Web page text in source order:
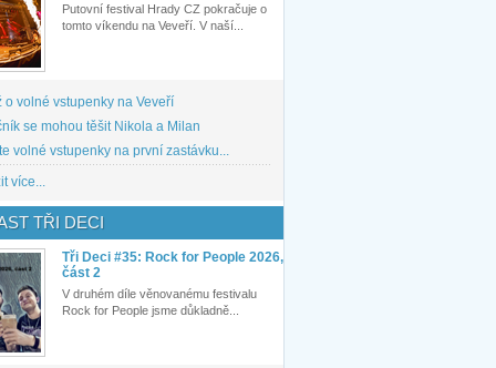
Putovní festival Hrady CZ pokračuje o
tomto víkendu na Veveří. V naší...
o volné vstupenky na Veveří
se mohou těšit Nikola a Milan
volné vstupenky na první zastávku...
více...
TŘI DECI
Tři Deci #35: Rock for People 2026,
část 2
V druhém díle věnovanému festivalu
Rock for People jsme důkladně...